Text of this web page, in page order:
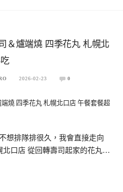
＆爐端燒 四季花丸 札幌北
2026-02-23 0
想排隊排很久，我會直接走向
北口店 從回轉壽司起家的花丸…